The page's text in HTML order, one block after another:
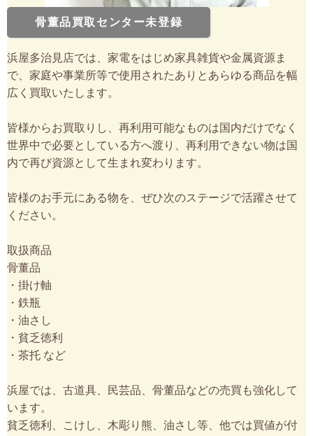
骨董品買取センター未登録
浜屋多治見店では、家電をはじめ家具雑貨や金属資源ま
で、家庭や事業所等で使用されたありとあらゆる商品を幅
広く買取いたします。
皆様からお買取りし、再利用可能なものは国内だけでなく
世界中で必要としている方へ渡り、再利用できない物は国
内で再び資源として生まれ変わります。
皆様のお手元にある物を、ぜひ次のステージで活躍させて
ください。
取扱商品
骨董品
・掛け軸
・鉄瓶
・油さし
・貧乏徳利
・茶托 など
浜屋では、古道具、民芸品、骨董品などの売買も強化して
います。
貧乏徳利、こけし、木彫り熊、油さし等、他では買値が付